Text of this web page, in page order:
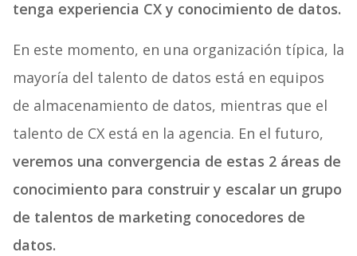
tenga experiencia CX y conocimiento de datos.
En este momento, en una organización típica, la
mayoría del talento de datos está en equipos
de almacenamiento de datos, mientras que el
talento de CX está en la agencia. En el futuro,
veremos una convergencia de estas 2 áreas de
conocimiento para construir y escalar un grupo
de talentos de marketing conocedores de
datos.